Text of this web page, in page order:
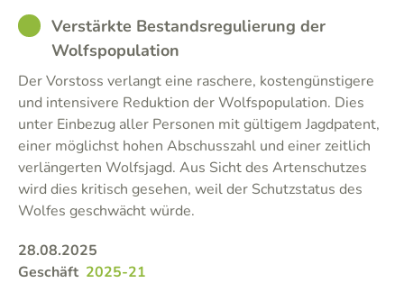
GOODVerstärkte Bestandsregulierung der
Wolfspopulation
Der Vorstoss verlangt eine raschere, kostengünstigere
und intensivere Reduktion der Wolfspopulation. Dies
unter Einbezug aller Personen mit gültigem Jagdpatent,
einer möglichst hohen Abschusszahl und einer zeitlich
verlängerten Wolfsjagd. Aus Sicht des Artenschutzes
wird dies kritisch gesehen, weil der Schutzstatus des
Wolfes geschwächt würde.
28.08.2025
Geschäft 2025-21